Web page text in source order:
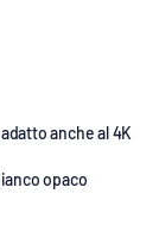
anche al 4K
opaco